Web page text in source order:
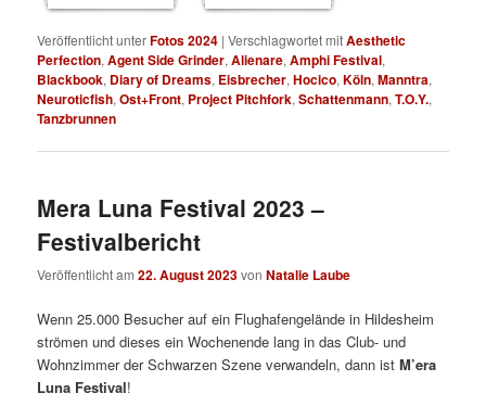
Veröffentlicht unterFotos 2024 |Verschlagwortet mitAesthetic
Perfection,Agent Side Grinder,Alienare,Amphi Festival,
Blackbook, Diary of Dreams, Eisbrecher,Hocico,Köln,Manntra,
Neuroticfish,Ost+Front, Project Pitchfork,Schattenmann,T.O.Y.,
Tanzbrunnen
Mera Luna Festival 2023 –
Festivalbericht
Veröffentlicht am22. August 2023vonNatalie Laube
Wenn 25.000 Besucher auf ein Flughafengelände in Hildesheim
strömen und dieses ein Wochenende lang in das Club- und
Wohnzimmer der Schwarzen Szene verwandeln, dann istM’era
Luna Festival!